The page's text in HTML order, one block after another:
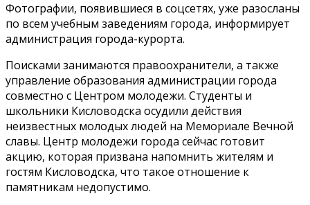
Фотографии, появившиеся в соцсетях, уже разосланы
по всем учебным заведениям города, информирует
администрация города-курорта.
Поисками занимаются правоохранители, а также
управление образования администрации города
совместно с Центром молодежи. Студенты и
школьники Кисловодска осудили действия
неизвестных молодых людей на Мемориале Вечной
славы. Центр молодежи города сейчас готовит
акцию, которая призвана напомнить жителям и
гостям Кисловодска, что такое отношение к
памятникам недопустимо.